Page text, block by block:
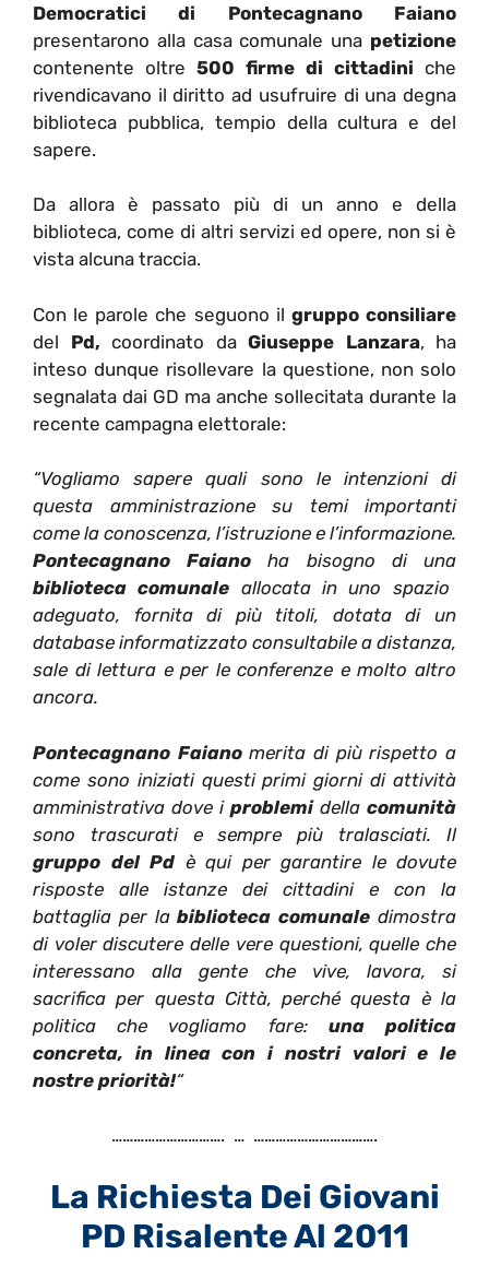
Democratici di Pontecagnano Faiano
presentarono alla casa comunale una petizione
contenente oltre 500 firme di cittadini che
rivendicavano il diritto ad usufruire di una degna
biblioteca pubblica, tempio della cultura e del
sapere.
Da allora è passato più di un anno e della
biblioteca, come di altri servizi ed opere, non si è
vista alcuna traccia.
Con le parole che seguono il gruppo consiliare
del Pd, coordinato daGiuseppe Lanzara, ha
inteso dunque risollevare la questione, non solo
segnalata dai GD ma anche sollecitata durante la
recente campagna elettorale:
“Vogliamo sapere quali sono le intenzioni di
questa amministrazione su temi importanti
come la conoscenza, l’istruzione e l’informazione.
Pontecagnano Faianoha bisogno di una
biblioteca comunale allocata in uno spazio
adeguato, fornita di più titoli, dotata di un
database informatizzato consultabile a distanza,
sale di lettura e per le conferenze e molto altro
ancora.
Pontecagnano Faianomerita di più rispetto a
come sono iniziati questi primi giorni di attività
amministrativa dove iproblemi della comunità
sono trascurati e sempre più tralasciati. Il
gruppo del Pd è qui per garantire le dovute
risposte alle istanze dei cittadini e con la
battaglia per labiblioteca comunale dimostra
di voler discutere delle vere questioni, quelle che
interessano alla gente che vive, lavora, si
sacrifica per questa Città, perché questa è la
politica che vogliamo fare: una politica
concreta, in linea con i nostri valori e le
nostre priorità!“
…………………………. … …………………………….
La Richiesta Dei Giovani
PD Risalente Al 2011